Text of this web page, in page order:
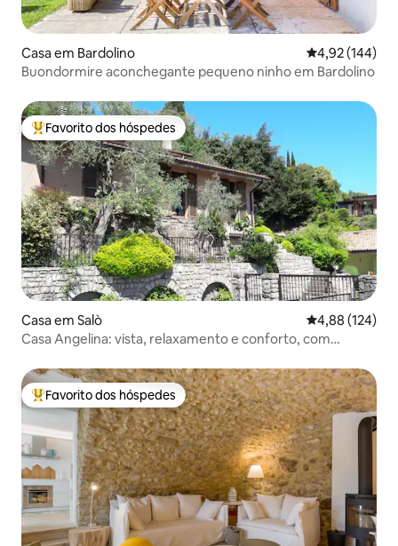
Casa em Bardolino Classificação
4,92 (144)
Buondormire aconchegante pequeno ninho em Bardolino
Favoritos dos hóspedes mais apreciados
Favorito dos hóspedes
Casa em Salò Classificação
4,88 (124)
Casa Angelina: vista, relaxamento e conforto, com
Favoritos dos hóspedes mais apreciados
Favorito dos hóspedes